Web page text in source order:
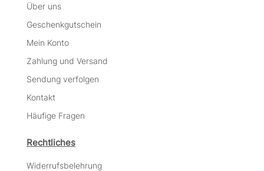
Über uns
Geschenkgutschein
Mein Konto
Zahlung und Versand
Sendung verfolgen
Kontakt
Häufige Fragen
Rechtliches
Widerrufsbelehrung